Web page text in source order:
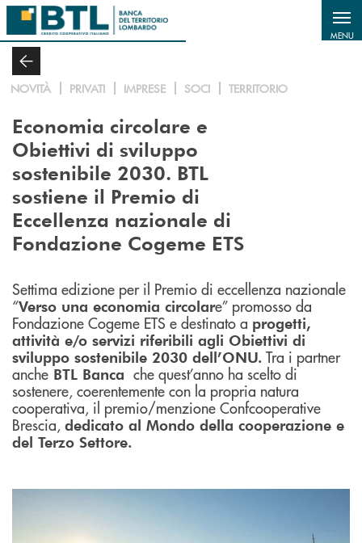
Salta al contenuto principale
MENU
NOVITÀ PRIVATI IMPRESE SOCI TERRITORIO
Economia circolare e
Obiettivi di sviluppo
sostenibile 2030. BTL
sostiene il Premio di
Eccellenza nazionale di
Fondazione Cogeme ETS
Settima edizione per il Premio di eccellenza nazionale
“Verso una economia circolare” promosso da
Fondazione Cogeme ETS e destinato a progetti,
attività e/o servizi riferibili agli Obiettivi di
sviluppo sostenibile 2030 dell’ONU. Tra i partner
anche BTL Banca che quest’anno ha scelto di
sostenere, coerentemente con la propria natura
cooperativa, il premio/menzione Confcooperative
Brescia, dedicato al Mondo della cooperazione e
del Terzo Settore.